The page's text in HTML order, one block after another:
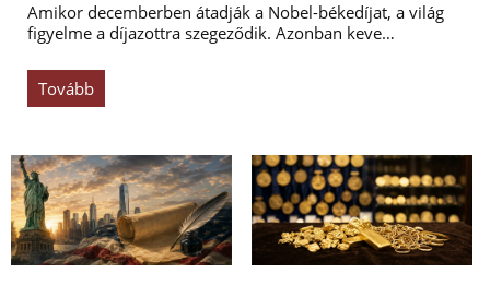
Amikor decemberben átadják a Nobel-békedíjat, a világ
figyelme a díjazottra szegeződik. Azonban keve…
Tovább